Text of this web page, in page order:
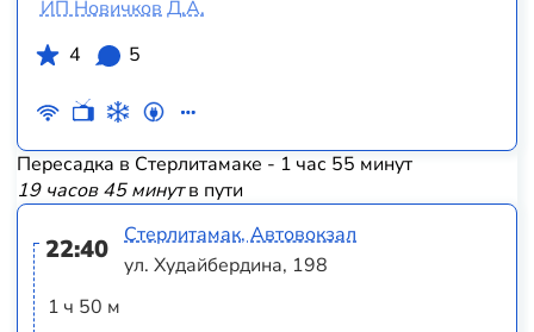
ИП Новичков Д.А.
4
5
Пересадка в Стерлитамаке - 1 час 55 минут
19 часов 45 минутв пути
22:40
1 ч 50 м
Стерлитамак, Автовокзал
ул. Худайбердина, 198